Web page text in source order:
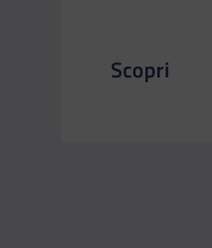
In Europa la tua
Il link ti
Scopri